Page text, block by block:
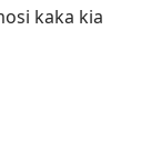
kaka kia